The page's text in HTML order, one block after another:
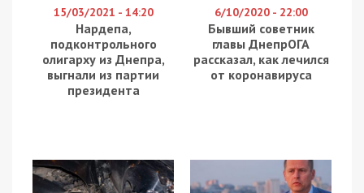
15/03/2021 - 14:20
Нардепа,
подконтрольного
олигарху из Днепра,
выгнали из партии
президента
6/10/2020 - 22:00
Бывший советник
главы ДнепрОГА
рассказал, как лечился
от коронавируса